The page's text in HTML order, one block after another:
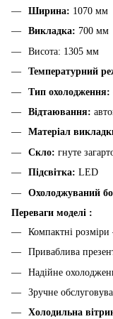
Ширина: 1070 мм
Викладка: 700 мм
Висота: 1305 мм
Температурний
Тип охолодження:
Відтаювання:
Матеріал
Скло: гнуте
Підсвітка: LED
Охолоджуваний
Переваги моделі :
Компактні
Приваблива
Надійне
Зручне
Холодильна